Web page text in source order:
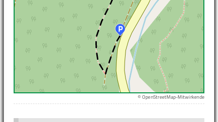
© OpenStreetMap-Mitwirkende